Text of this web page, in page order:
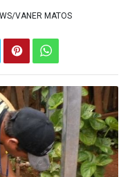
VANER MATOS